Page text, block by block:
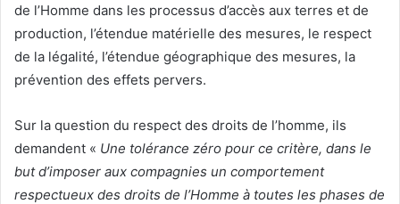
de l’Homme dans les processus d’accès aux terres et de
production, l’étendue matérielle des mesures, le respect
de la légalité, l’étendue géographique des mesures, la
prévention des effets pervers.
Sur la question du respect des droits de l’homme, ils
demandent « Une tolérance zéro pour ce critère, dans le
but d’imposer aux compagnies un comportement
respectueux des droits de l’Homme à toutes les phases de